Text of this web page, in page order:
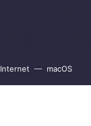
Internet macOS